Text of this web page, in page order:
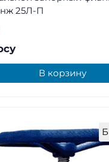
25Л-П
В корзину